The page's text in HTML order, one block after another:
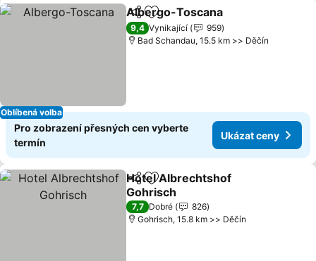
Oblíbená volba
SdíletPřidat na seznam oblíbených
Albergo-Toscana
9,4 Vynikající
959
Bad Schandau, 15.5 km >> Děčín
Pro zobrazení přesných cen vyberte
termín
Ukázat ceny
SdíletPřidat na seznam oblíbených
Hotel Albrechtshof
Gohrisch
Ukázat ceny
7,7 Dobré
826
Gohrisch, 15.8 km >> Děčín